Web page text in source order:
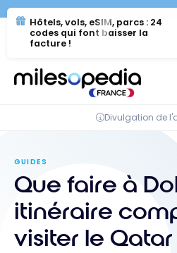
Panneau de gestion des cookies
Se
rendreHôtels, vols, eSIM, parcs : 24
codes qui font baisser la
facture !
Divulgation de
GUIDES
Que faire à
itinéraire
visiter le Qatar